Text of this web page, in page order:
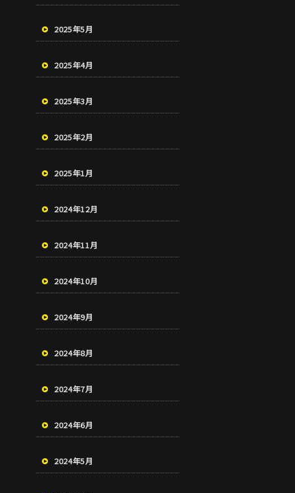
2025年5月
2025年4月
2025年3月
2025年2月
2025年1月
2024年12月
2024年11月
2024年10月
2024年9月
2024年8月
2024年7月
2024年6月
2024年5月